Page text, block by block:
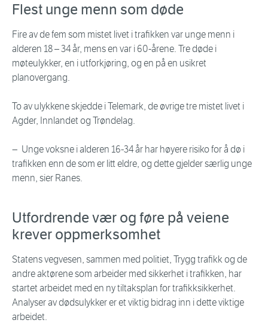
Flest unge menn som døde
Fire av de fem som mistet livet i trafikken var unge menn i
alderen 18 – 34 år, mens en var i 60-årene. Tre døde i
møteulykker, en i utforkjøring, og en på en usikret
planovergang.
To av ulykkene skjedde i Telemark, de øvrige tre mistet livet i
Agder, Innlandet og Trøndelag.
− Unge voksne i alderen 16-34 år har høyere risiko for å dø i
trafikken enn de som er litt eldre, og dette gjelder særlig unge
menn, sier Ranes.
Utfordrende vær og føre på veiene
krever oppmerksomhet
Statens vegvesen, sammen med politiet, Trygg trafikk og de
andre aktørene som arbeider med sikkerhet i trafikken, har
startet arbeidet med en ny tiltaksplan for trafikksikkerhet.
Analyser av dødsulykker er et viktig bidrag inn i dette viktige
arbeidet.